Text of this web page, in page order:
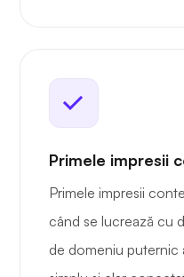
Primele impresii
Primele impresii
când se lucrează cu
de domeniu puternic